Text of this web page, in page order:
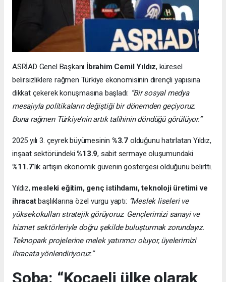
ASRİAD Genel Başkanı İbrahim Cemil Yıldız, küresel
belirsizliklere rağmen Türkiye ekonomisinin dirençli yapısına
dikkat çekerek konuşmasına başladı: “Bir sosyal medya
mesajıyla politikaların değiştiği bir dönemden geçiyoruz.
Buna rağmen Türkiye’nin artık talihinin döndüğü görülüyor.”
2025 yılı 3. çeyrek büyümesinin %3.7 olduğunu hatırlatan Yıldız,
inşaat sektöründeki%13.9, sabit sermaye oluşumundaki
%11.7’lik artışın ekonomik güvenin göstergesi olduğunu belirtti.
Yıldız, mesleki eğitim, genç istihdamı, teknoloji üretimi ve
ihracatbaşlıklarına özel vurgu yaptı: “Meslek liseleri ve
yüksekokulları stratejik görüyoruz. Gençlerimizi sanayi ve
hizmet sektörleriyle doğru şekilde buluşturmak zorundayız.
Teknopark projelerine melek yatırımcı oluyor, üyelerimizi
ihracata yönlendiriyoruz.”